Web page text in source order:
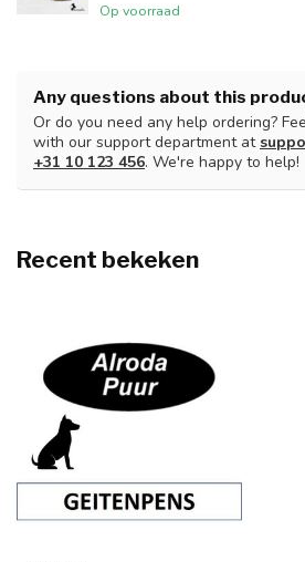
Op voorraad
Any questions about this
Or do you need any help ordering?
with our support department at
+31 10 123 456. We're happy to help!
Recent bekeken